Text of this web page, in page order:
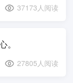
37173人阅读
。
27805人阅读